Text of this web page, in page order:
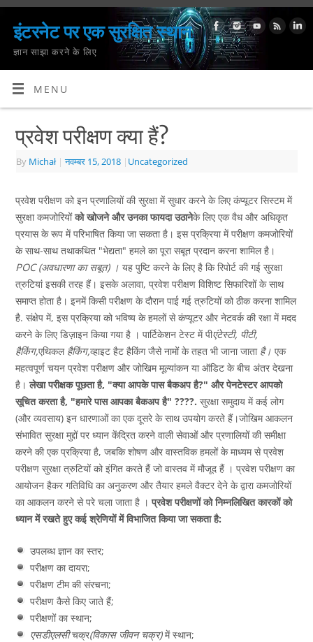
इंटरनेट पर एक सुरक्षित स्थान
ज्ञान साझा करने के लिए
MENU
प्रवेश परीक्षण क्या हैं?
By Michał | नवम्बर 15, 2018 | Uncategorized
प्रवेश परीक्षण को इन प्रणालियों की सुरक्षा में सुधार करने के लिए कंप्यूटर सिस्टम में
सुरक्षा कमजोरियोंको खोजने और उनका फायदा उठानेके लिए एक वैध और अधिकृत
प्रयास के रूप में परिभाषित किया जा सकता है। इस प्रक्रिया में परीक्षण कमजोरियों
के साथ-साथ तथाकथित "भेद्यता" हमले का पूरा सबूत प्रदान करना शामिल है।
POC (अवधारणा का सबूत) । यह पुष्टि करने के लिए है कि रिपोर्ट की गई सुरक्षा
त्रुटियां इसकी तरह हैं। इसके अलावा, प्रवेश परीक्षण विशिष्ट सिफारिशों के साथ
समाप्त होता है। इनमें किसी परीक्षण के दौरान पाई गई त्रुटियों को ठीक करना शामिल
है. संक्षेप में, इस प्रक्रिया को भविष्य के हमलों से कंप्यूटर और नेटवर्क की रक्षा में मदद
करने के लिए डिज़ाइन किया गया है । पार्टिकेशन टेस्ट में पीएंटेस्टी, पीटी,
हैकिंग,एथिकल हैकिंग,व्हाइट हैट हैकिंग जैसे नामों के तहत भी जाना जाता है। एक
महत्वपूर्ण चयन प्रवेश परीक्षण और जोखिम मूल्यांकन या ऑडिट के बीच अंतर देखना
है।लेखा परीक्षक पूछता है, "क्या आपके पास बैकअप है?" और पेनटेस्टर आपको
सूचित करता है, "हमारे पास आपका बैकअप है" ????. सुरक्षा समुदाय में कई लोग
(और व्यवसाय) इन धारणाओं का एक दूसरे के साथ उपयोग करते हैं।जोखिम आकलन
संभावित सुरक्षा मुद्दों पर ध्यान केंद्रित करने वाली सेवाओं और प्रणालियों की समीक्षा
करने की एक प्रक्रिया है, जबकि शोषण और वास्तविक हमलों के माध्यम से प्रवेश
परीक्षण सुरक्षा त्रुटियों को इंगित करते हैं जो वास्तव में मौजूद हैं । प्रवेश परीक्षण का
आयोजन हैकर गतिविधि का अनुकरण और तैयार हमले वैक्टर देने के द्वारा कमजोरियों
का आकलन करने से परे चला जाता है ।प्रवेश परीक्षणों को निम्नलिखित कारकों को
ध्यान में रखते हुए कई श्रेणियों में विभाजित किया जा सकता है:
उपलब्ध ज्ञान का स्तर;
परीक्षण का दायरा;
परीक्षण टीम की संरचना;
परीक्षण कैसे किए जाते हैं;
परीक्षणों का स्थान;
एसडीएलसीचक्र(विकास जीवन चक्र)में स्थान;